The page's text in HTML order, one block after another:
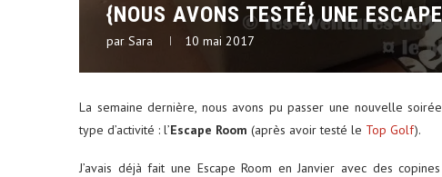
{NOUS AVONS TESTÉ} UNE
par Sara 10 mai 2017
La semaine dernière, nous avons pu passer une nouvelle
type d’activité : l’Escape Room (après avoir testé le Top Golf).
J’avais déjà fait une Escape Room en Janvier avec des